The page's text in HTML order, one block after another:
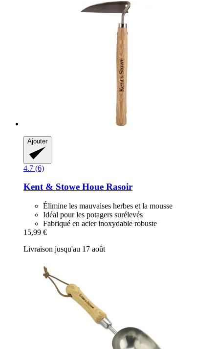
Ajouter
4.7 (6)
Kent & Stowe Houe Rasoir
Élimine les mauvaises herbes et la mousse
Idéal pour les potagers surélevés
Fabriqué en acier inoxydable robuste
15,99 €
Livraison jusqu'au 17 août